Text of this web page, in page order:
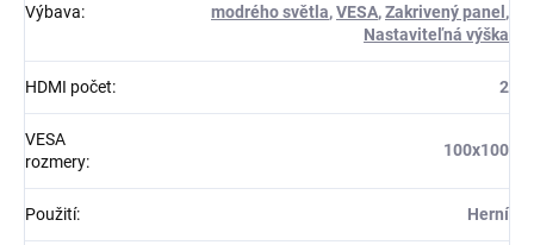
Výbava:
modrého světla,VESA,Zakrivený panel ,
Nastaviteľná výška
HDMI počet: 2
VESA
rozmery:
100x100
Použití: Herní